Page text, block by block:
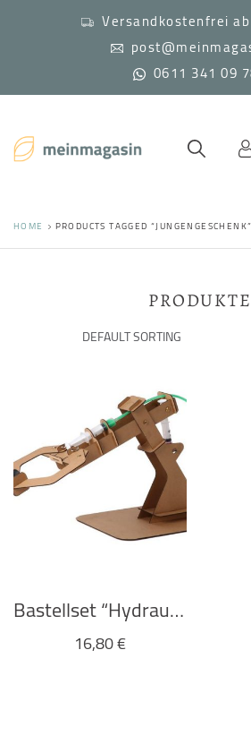
Versandkostenfrei
0611 341 09
HOME PRODUCTS TAGGED “JUNGENGESCHENK”
PRODUKTE
Bastellset “Hydraulic Claw” von Kikkerland
16,80€